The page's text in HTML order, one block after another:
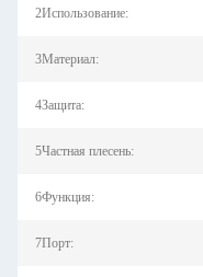
2Использование:
3Материал:
4Защита:
5Частная плесень:
6Функция:
7Порт: